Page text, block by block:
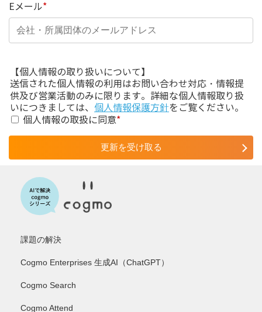
Eメール*
【個人情報の取り扱いについて】
送信された個人情報の利用はお問い合わせ対応・情報提
供及び営業活動のみに限ります。詳細な個人情報取り扱
いにつきましては、 個人情報保護方針をご覧ください。
個人情報の取扱に同意*
課題の解決
Cogmo Enterprises 生成AI（ChatGPT）
Cogmo Search
Cogmo Attend